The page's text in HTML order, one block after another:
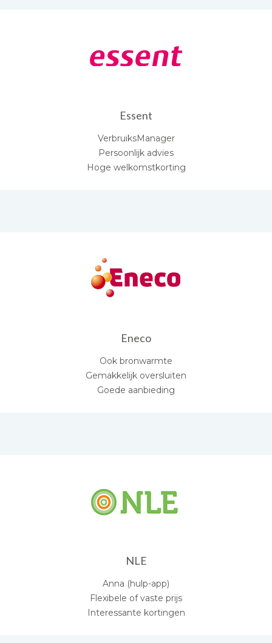
Essent
VerbruiksManager
Persoonlijk advies
Hoge welkomstkorting
Eneco
Ook bronwarmte
Gemakkelijk oversluiten
Goede aanbieding
NLE
Anna (hulp-app)
Flexibele of vaste prijs
Interessante kortingen